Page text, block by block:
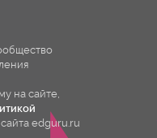
на сайте,
сайта edguru.ru